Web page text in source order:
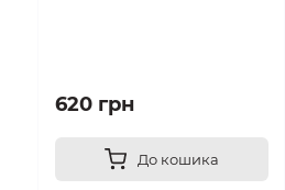
620 грн
До кошика